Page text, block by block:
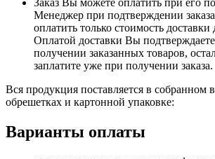
Заказ Вы можете оплатить при его
Менеджер при подтверждении
оплатить только стоимость
Оплатой доставки Вы подтверждаете
получении заказанных товаров,
заплатите уже при получении заказа.
Вся продукция поставляется в собранном
обрешетках и картонной упаковке:
Варианты оплаты